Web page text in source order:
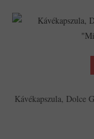
Kávékapszula, Dolce